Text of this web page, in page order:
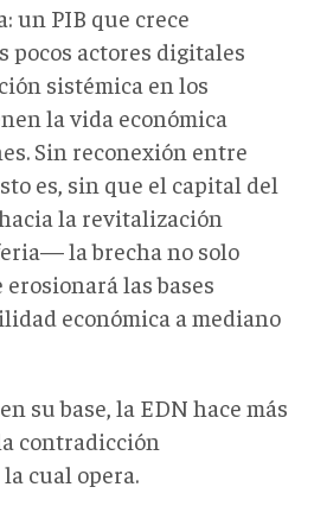
un PIB que crece
pocos actores digitales
sistémica en los
la vida económica
Sin reconexión entre
es, sin que el capital del
la revitalización
la brecha no solo
las bases
económica a mediano
su base, la EDN hace más
contradicción
cual opera.